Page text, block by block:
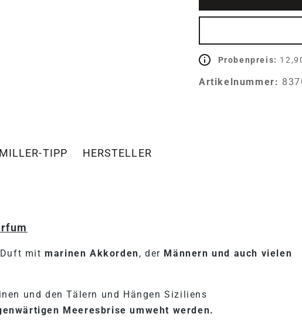
Probenpreis:
Artikelnummer:
MILLER-TIPP HERSTELLER
Duft mitmarinen Akkorden, der Männern und auch vielen
und den Tälern und Hängen Siziliens
Meeresbrise umweht werden.